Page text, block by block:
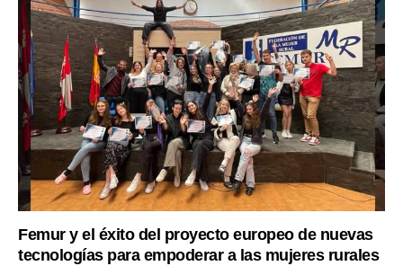
Femur y el éxito del proyecto europeo de nuevas
tecnologías para empoderar a las mujeres rurales